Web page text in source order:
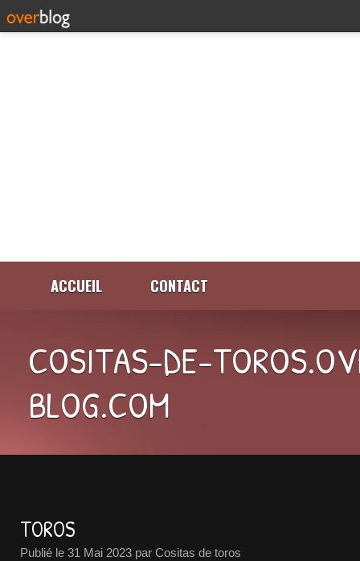
ACCUEIL CONTACT
COSITAS-DE-
BLOG.COM
TOROS
Publié le 31 Mai 2023 par Cositas de toros